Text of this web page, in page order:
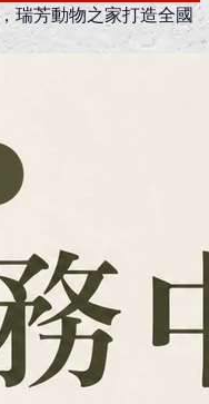
瑞芳動物之家打造全國